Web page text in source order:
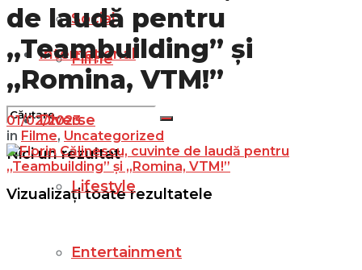
Social
Filme
Nici un rezultat
Vizualizați toate rezultatele
Internațional
Diverse
Lifestyle
Entertainment
de laudă pentru
„Teambuilding” și
„Romina, VTM!”
01/02/2023
in Filme, Uncategorized